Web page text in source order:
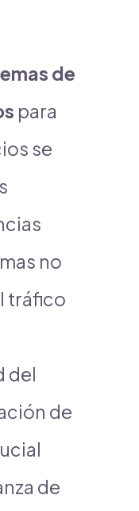
de
para
se
no
tráfico
del
de
de